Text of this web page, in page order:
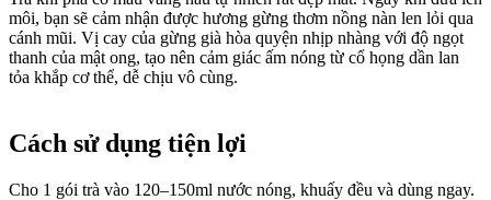
môi, bạn sẽ cảm nhận được hương gừng thơm nồng nàn len lỏi qua
cánh mũi. Vị cay của gừng già hòa quyện nhịp nhàng với độ ngọt
thanh của mật ong, tạo nên cảm giác ấm nóng từ cổ họng dần lan
tỏa khắp cơ thể, dễ chịu vô cùng.
Cách sử dụng tiện lợi
Cho 1 gói trà vào 120–150ml nước nóng, khuấy đều và dùng ngay.